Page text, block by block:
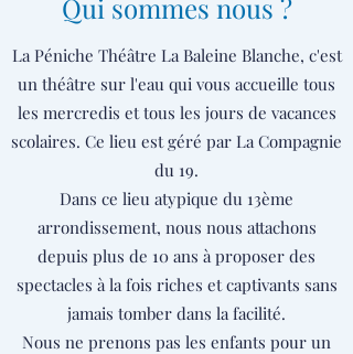
Qui sommes nous ?
La Péniche Théâtre La Baleine Blanche, c'est
un théâtre sur l'eau qui vous accueille tous
les mercredis et tous les jours de vacances
scolaires. Ce lieu est géré par La Compagnie
du 19.
Dans ce lieu atypique du 13ème
arrondissement, nous nous attachons
depuis plus de 10 ans à proposer des
spectacles à la fois riches et captivants sans
jamais tomber dans la facilité.
Nous ne prenons pas les enfants pour un